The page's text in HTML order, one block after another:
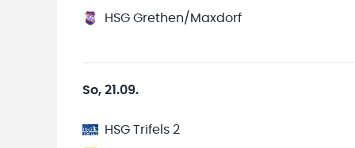
HSG Grethen/Maxdorf
So, 21.09.
HSG Trifels 2